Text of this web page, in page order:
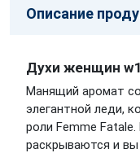
Описание
Духи женщин
Манящий аромат
элегантной леди,
роли Femme
раскрываются и вы